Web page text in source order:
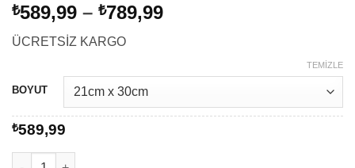
₺589,99 – ₺789,99Fiyat
ÜCRETSİZ KARGO
BOYUT
TEMIZLE
₺589,99
Minik Ayı Kuğu Doğum Panosu adet